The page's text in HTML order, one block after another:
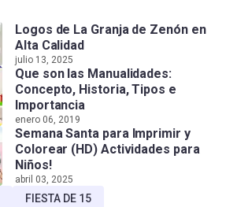
Logos de La Granja de Zenón en
Alta Calidad
julio 13, 2025
Que son las Manualidades:
Concepto, Historia, Tipos e
Importancia
enero 06, 2019
Semana Santa para Imprimir y
Colorear (HD) Actividades para
Niños!
abril 03, 2025
FIESTA DE 15